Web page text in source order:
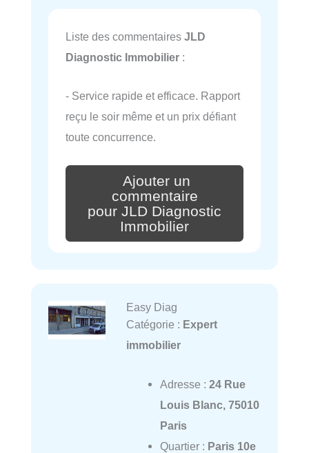
Liste des commentaires JLD
Diagnostic Immobilier :
- Service rapide et efficace. Rapport
reçu le soir même et un prix défiant
toute concurrence.
Ajouter un
commentaire
pour JLD Diagnostic
Immobilier
Easy Diag
Catégorie : Expert
immobilier
Adresse : 24 Rue
Louis Blanc, 75010
Paris
Quartier : Paris 10e